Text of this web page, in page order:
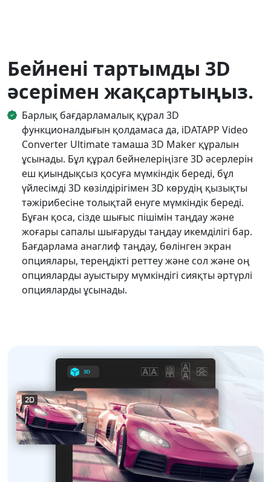
Бейнені тартымды 3D
әсерімен жақсартыңыз.
Барлық бағдарламалық құрал 3D
функционалдығын қолдамаса да, iDATAPP Video
Converter Ultimate тамаша 3D Maker құралын
ұсынады. Бұл құрал бейнелеріңізге 3D әсерлерін
еш қиындықсыз қосуға мүмкіндік береді, бұл
үйлесімді 3D көзілдірігімен 3D көрудің қызықты
тәжірибесіне толықтай енуге мүмкіндік береді.
Бұған қоса, сізде шығыс пішімін таңдау және
жоғары сапалы шығаруды таңдау икемділігі бар.
Бағдарлама анаглиф таңдау, бөлінген экран
опциялары, тереңдікті реттеу және сол және оң
опцияларды ауыстыру мүмкіндігі сияқты әртүрлі
опцияларды ұсынады.